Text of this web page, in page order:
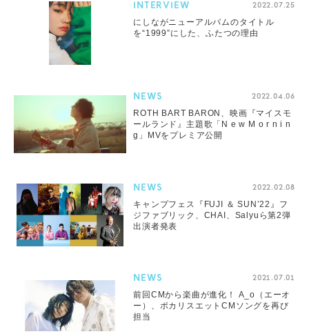
INTERVIEW 2022.07.25
にしながニューアルバムのタイトル
を“1999”にした、ふたつの理由
NEWS 2022.04.06
ROTH BART BARON、映画『マイスモ
ールランド』主題歌「N e w M o r n i n
g」MVをプレミア公開
NEWS 2022.02.08
キャンプフェス『FUJI ＆ SUN’22』フ
ジファブリック、CHAI、Salyuら第2弾
出演者発表
NEWS 2021.07.01
前回CMから楽曲が進化！ A_o（エーオ
ー）、ポカリスエットCMソングを再び
担当